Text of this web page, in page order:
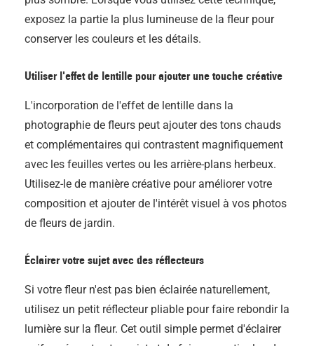
exposez la partie la plus lumineuse de la fleur pour
conserver les couleurs et les détails.
Utiliser l'effet de lentille pour ajouter une touche créative
L'incorporation de l'effet de lentille dans la
photographie de fleurs peut ajouter des tons chauds
et complémentaires qui contrastent magnifiquement
avec les feuilles vertes ou les arrière-plans herbeux.
Utilisez-le de manière créative pour améliorer votre
composition et ajouter de l'intérêt visuel à vos photos
de fleurs de jardin.
Éclairer votre sujet avec des réflecteurs
Si votre fleur n'est pas bien éclairée naturellement,
utilisez un petit réflecteur pliable pour faire rebondir la
lumière sur la fleur. Cet outil simple permet d'éclairer